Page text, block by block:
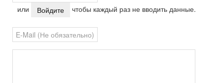
или Войдите чтобы каждый раз не вводить данные.